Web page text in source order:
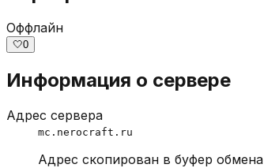
Оффлайн
🤍0
Информация о сервере
Адрес сервера
mc.nerocraft.ru
Адрес скопирован в буфер обмена